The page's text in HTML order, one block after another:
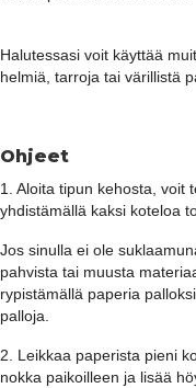
Halutessasi voit käyttää
helmiä, tarroja tai värillistä
Ohjeet
1. Aloita tipun kehosta, voit
yhdistämällä kaksi koteloa
Jos sinulla ei ole
pahvista tai muusta
rypistämällä paperia
palloja.
2. Leikkaa paperista pieni
nokka paikoilleen ja lisää